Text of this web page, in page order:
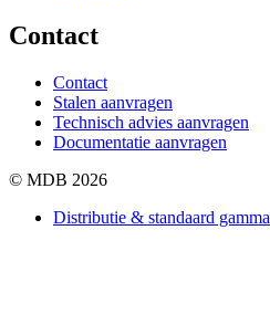
Contact
Contact
Stalen aanvragen
Technisch advies aanvragen
Documentatie aanvragen
© MDB 2026
Distributie & standaard gamma